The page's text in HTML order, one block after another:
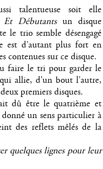
talentueuse soit elle
Et Débutantsun disque
le trio semble désengagé
est d’autant plus fort en
contenues sur ce disque.
faire le tri pour garder le
allie, d'un bout l'autre,
premiers disques.
dû être le quatrième et
un sens particulier à
des reflets mêlés de la
quelques lignes pour leur